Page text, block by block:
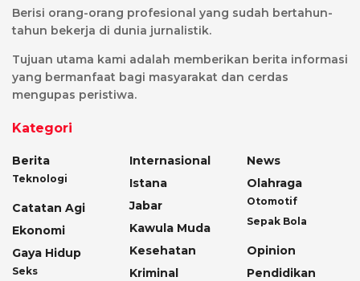
Berisi orang-orang profesional yang sudah bertahun-
tahun bekerja di dunia jurnalistik.
Tujuan utama kami adalah memberikan berita informasi
yang bermanfaat bagi masyarakat dan cerdas
mengupas peristiwa.
Kategori
Berita
Teknologi
Catatan Agi
Ekonomi
Gaya Hidup
Seks
Internasional
Istana
Jabar
Kawula Muda
Kesehatan
Kriminal
News
Olahraga
Otomotif
Sepak Bola
Opinion
Pendidikan